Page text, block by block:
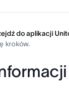
do aplikacji
kroków.